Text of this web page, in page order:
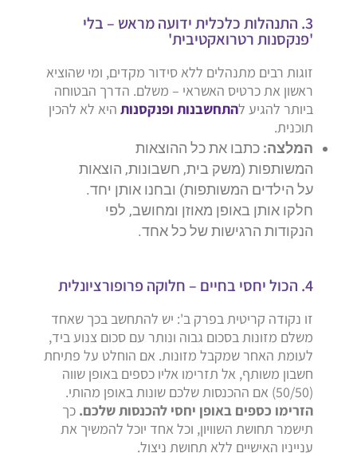
3. התנהלות כלכלית ידועה מראש – בלי
'פנקסנות רטרואקטיבית'
זוגות רבים מתנהלים ללא סידור מקדים, ומי שהוציא
ראשון את כרטיס האשראי – משלם. הדרך הבטוחה
ביותר להגיע להתחשבנות ופנקסנותהיא לא להכין
תוכנית.
המלצה: כתבו את כל ההוצאות
המשותפות (משק בית, חשבונות, הוצאות
על הילדים המשותפות) ובחנו אותן יחד.
חלקו אותן באופן מאוזן ומחושב, לפי
הנקודות הרגישות של כל אחד.
4. הכול יחסי בחיים – חלוקה פרופורציונלית
זו נקודה קריטית בפרק ב': יש להתחשב בכך שאחד
משלם מזונות בסכום גבוה ונותר עם סכום צנוע ביד,
לעומת האחר שמקבל מזונות. אם הוחלט על פתיחת
חשבון משותף, אל תזרימו אליו כספים באופן שווה
(50/50) אם ההכנסות שלכם שונות באופן מהותי.
הזרימו כספים באופן יחסי להכנסות שלכם. כך
תישמר תחושת השוויון, וכל אחד יוכל להמשיך את
ענייניו האישיים ללא תחושת ניצול.